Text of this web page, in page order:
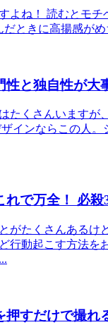
よね！ 読むとモ
ときに高揚感が
性と独自性が大
たくさんいますが
インならこの人
れで万全！ 必殺
がたくさんあるけ
行動起こす方法を
押すだけで撮れ